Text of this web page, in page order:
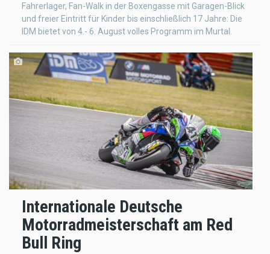
Fahrerlager, Fan-Walk in der Boxengasse mit Garagen-Blick
und freier Eintritt für Kinder bis einschließlich 17 Jahre: Die
IDM bietet von 4.- 6. August volles Programm im Murtal.
Internationale Deutsche
Motorradmeisterschaft am Red
Bull Ring